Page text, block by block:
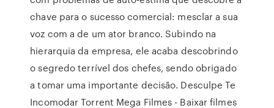
chave para o sucesso comercial: mesclar a sua
voz com a de um ator branco. Subindo na
hierarquia da empresa, ele acaba descobrindo
o segredo terrível dos chefes, sendo obrigado
a tomar uma importante decisão. Desculpe Te
Incomodar Torrent Mega Filmes - Baixar filmes